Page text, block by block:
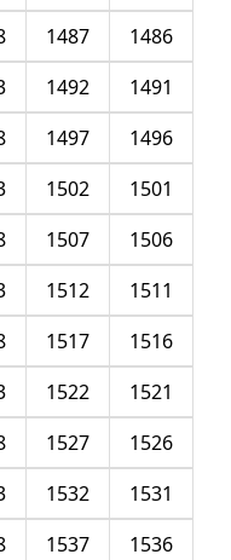
1486
1487
1491
1492
1496
1497
1501
1502
1506
1507
1511
1512
1516
1517
1521
1522
1526
1527
1531
1532
1536
1537